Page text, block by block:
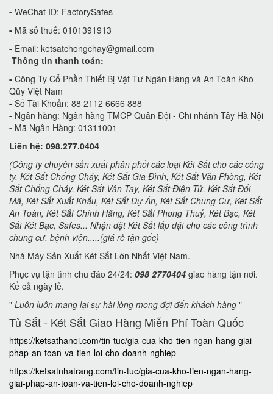
- WeChat ID: FactorySafes
- Mã số thuế: 0101391913
- Email: ketsatchongchay@gmail.com
Thông tin thanh toán:
- Công Ty Cổ Phần Thiết Bị Vật Tư Ngân Hàng và An Toàn Kho
Qũy Việt Nam
- Số Tài Khoản: 88 2112 6666 888
- Ngân hàng: Ngân hàng TMCP Quân Đội - Chi nhánh Tây Hà Nội
- Mã Ngân Hàng: 01311001
Liên hệ: 098.277.0404
(Công ty chuyên sản xuất phân phối các loại Két Sắt cho các công
ty, Két Sắt Chống Cháy, Két Sắt Gia Đình, Két Sắt Văn Phòng, Két
Sắt Chống Cháy, Két Sắt Vân Tay, Két Sắt Điện Tử, Két Sắt Đổi
Mã, Két Sắt Xuất Khẩu, Két Sắt Dự Án, Két Sắt Chung Cư, Két Sắt
An Toàn, Két Sắt Chính Hãng, Két Sắt Phong Thuỷ, Két Bạc, Két
Sắt Két Bạc, Safes... Nhận đặt Két Sắt lắp đặt cho các công trình
chung cư, bệnh viện.....(giá rẻ tận gốc)
Nhà Máy Sản Xuất Két Sắt Lớn Nhất Việt Nam.
Phục vụ tận tình chu đáo 24/24: 098 2770404 giao hàng tận nơi.
Kể cả ngày lễ.
" Luôn luôn mang lại sự hài lòng mong đợi đến khách hàng "
Tủ Sắt - Két Sắt Giao Hàng Miễn Phí Toàn Quốc
https://ketsathanoi.com/tin-tuc/gia-cua-kho-tien-ngan-hang-giai-
phap-an-toan-va-tien-loi-cho-doanh-nghiep
https://ketsatnhatrang.com/tin-tuc/gia-cua-kho-tien-ngan-hang-
giai-phap-an-toan-va-tien-loi-cho-doanh-nghiep